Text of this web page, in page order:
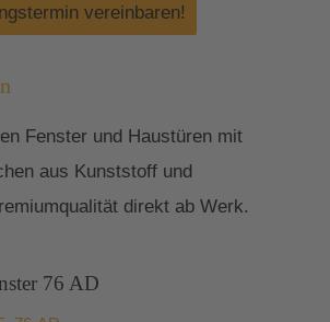
vereinbaren!
Fenster und Haustüren mit
aus Kunststoff und
direkt ab Werk.
76 AD